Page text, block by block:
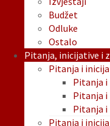
Budžet
Odluke
Ostalo
Pitanja, inicijative i
Pitanja i
Pitanja i
Pitanja i
Pitanja
Pitanja i